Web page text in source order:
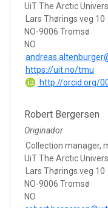
UiT The Arctic
Lars Thørings veg 10
NO-9006 Tromsø
NO
https://uit.no/tmu
http://orcid.org/
Robert Bergersen
Originador
Collection manager,
UiT The Arctic
Lars Thørings veg 10
NO-9006 Tromsø
NO